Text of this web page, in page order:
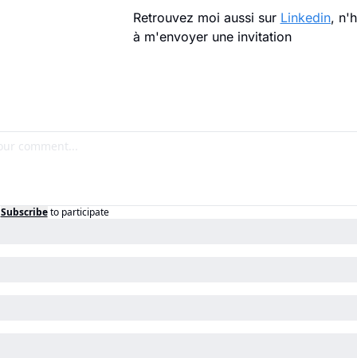
Retrouvez moi aussi sur Linkedin,
à m'envoyer une invitation
Subscribe to participate